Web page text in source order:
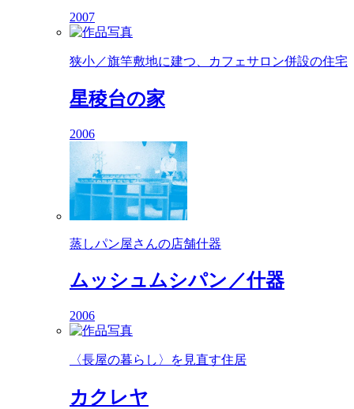
2007
狭小／旗竿敷地に建つ、カフェサロン併設の住宅
星稜台の家
2006
蒸しパン屋さんの店舗什器
ムッシュムシパン／什器
2006
〈長屋の暮らし〉を見直す住居
カクレヤ